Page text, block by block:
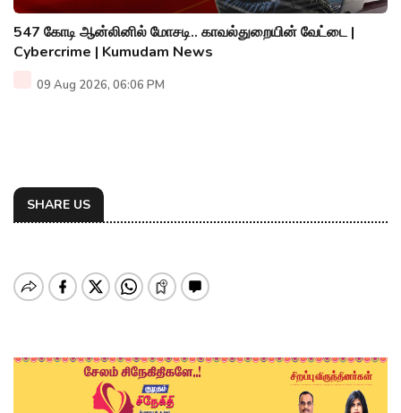
547 கோடி ஆன்லினில் மோசடி.. காவல்துறையின் வேட்டை |
Cybercrime | Kumudam News
09 Aug 2026, 06:06 PM
SHARE US